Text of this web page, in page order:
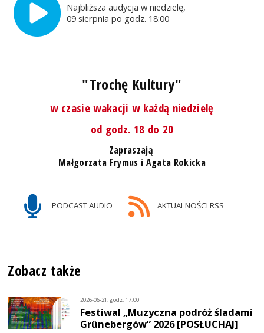
Najbliższa audycja w niedzielę,
09 sierpnia po godz. 18:00
"Trochę Kultury"
w czasie wakacji w każdą niedzielę
od godz. 18 do 20
Zapraszają
Małgorzata Frymus i Agata Rokicka
PODCAST AUDIO AKTUALNOŚCI RSS
Zobacz także
2026-06-21, godz. 17:00
Festiwal „Muzyczna podróż śladami
Grünebergów” 2026 [POSŁUCHAJ]